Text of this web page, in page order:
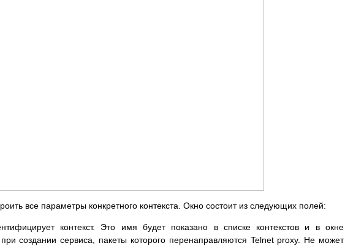
все параметры конкретного контекста. Окно состоит из следующих полей:
контекст. Это имя будет показано в списке контекстов и в окне
создании сервиса, пакеты которого перенаправляются Telnet proxy. Не может